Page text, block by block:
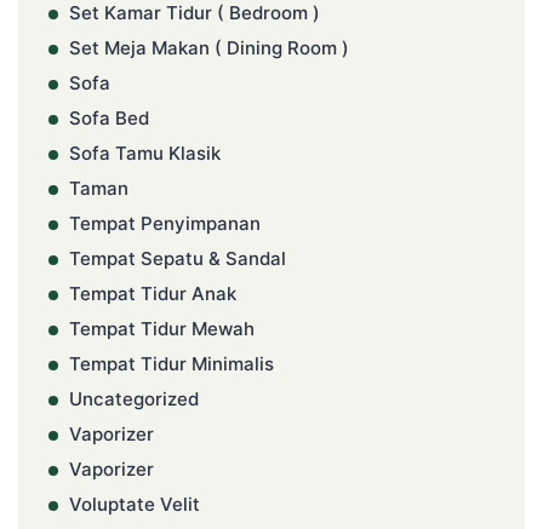
Set Kamar Tidur ( Bedroom )
Set Meja Makan ( Dining Room )
Sofa
Sofa Bed
Sofa Tamu Klasik
Taman
Tempat Penyimpanan
Tempat Sepatu & Sandal
Tempat Tidur Anak
Tempat Tidur Mewah
Tempat Tidur Minimalis
Uncategorized
Vaporizer
Vaporizer
Voluptate Velit